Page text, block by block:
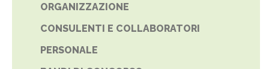
ORGANIZZAZIONE
CONSULENTI E COLLABORATORI
PERSONALE